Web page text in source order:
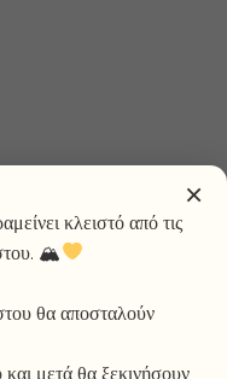
×
κλειστό από τις
🏔
θα αποσταλούν
μετά θα ξεκινήσουν